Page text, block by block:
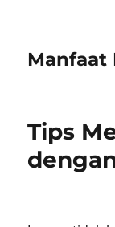
Manfaat
Tips